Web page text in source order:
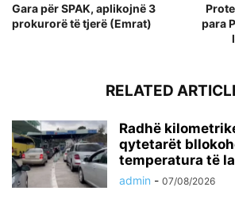
Gara për SPAK, aplikojnë 3
prokurorë të tjerë (Emrat)
para
RELATED
Radhë
qytetarët
temperatura të
admin - 07/08/2026